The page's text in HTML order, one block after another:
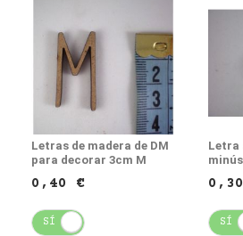
Letras de madera de DM
para decorar 3cm M
0,40 €
SÍ
Letra
SÍ